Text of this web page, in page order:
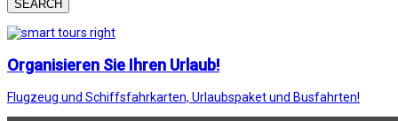
SEARCH
Organisieren Sie Ihren Urlaub!
Flugzeug und Schiffsfahrkarten, Urlaubspaket und Busfahrten!